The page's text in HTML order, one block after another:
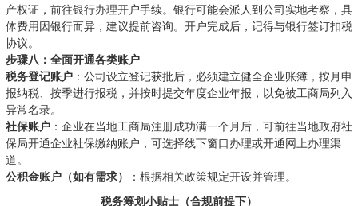
产权证，前往银行办理开户手续。银行可能会派人到公司实地考察，具
体费用因银行而异，建议提前咨询。开户完成后，记得与银行签订扣税
协议。
步骤八：全面开通各类账户
税务登记账户 ：公司设立登记获批后，必须建立健全企业账簿，按月申
报纳税、按季进行报税，并按时提交年度企业年报，以免被工商局列入
异常名录。
社保账户 ：企业在当地工商局注册成功满一个月后，可前往当地政府社
保局开通企业社保缴纳账户，可选择线下窗口办理或开通网上办理渠
道。
公积金账户（如有需求）
：根据相关政策规定开设并管理。
税务筹划小贴士（合规前提下）